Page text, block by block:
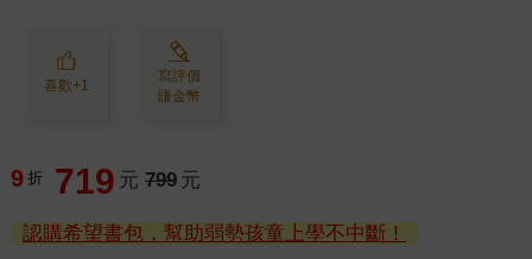
喜歡+1
寫評價
賺金幣
9 折 719 元 799 元
認購希望書包，幫助弱勢孩童上學不中斷！